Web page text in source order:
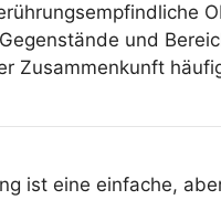
und
Zusammenkunft
ist eine einfache,